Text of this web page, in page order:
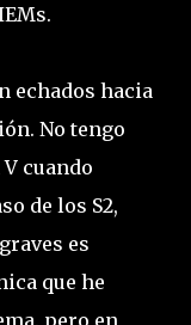
echados hacia
No tengo
cuando
de los S2,
es
que he
pero en